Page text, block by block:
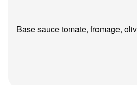
Base sauce tomate, fromage,